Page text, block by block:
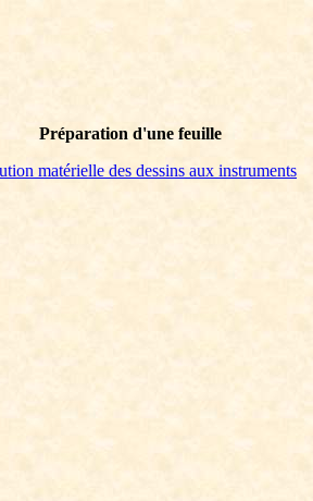
Préparation d'une feuille
matérielle des dessins aux instruments